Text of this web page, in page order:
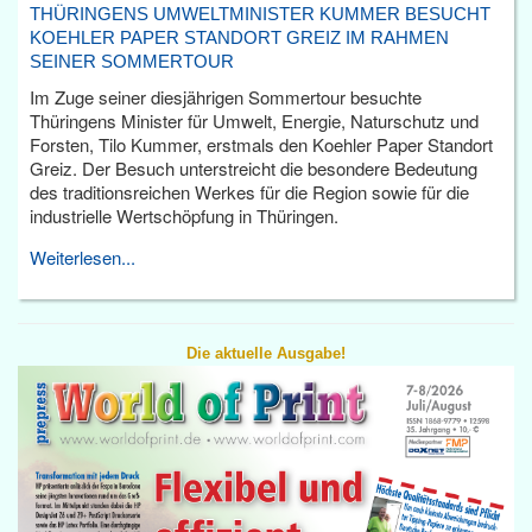
THÜRINGENS UMWELTMINISTER KUMMER BESUCHT
KOEHLER PAPER STANDORT GREIZ IM RAHMEN
SEINER SOMMERTOUR
Im Zuge seiner diesjährigen Sommertour besuchte
Thüringens Minister für Umwelt, Energie, Naturschutz und
Forsten, Tilo Kummer, erstmals den Koehler Paper Standort
Greiz. Der Besuch unterstreicht die besondere Bedeutung
des traditionsreichen Werkes für die Region sowie für die
industrielle Wertschöpfung in Thüringen.
Weiterlesen...
Die aktuelle Ausgabe!